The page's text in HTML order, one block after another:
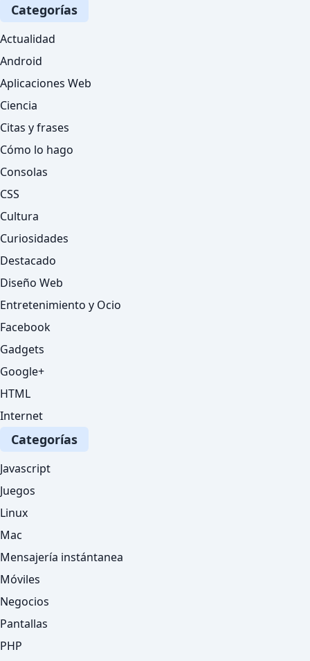
Categorías
Actualidad
Android
Aplicaciones Web
Ciencia
Citas y frases
Cómo lo hago
Consolas
CSS
Cultura
Curiosidades
Destacado
Diseño Web
Entretenimiento y Ocio
Facebook
Gadgets
Google+
HTML
Internet
Categorías
Javascript
Juegos
Linux
Mac
Mensajería instántanea
Móviles
Negocios
Pantallas
PHP